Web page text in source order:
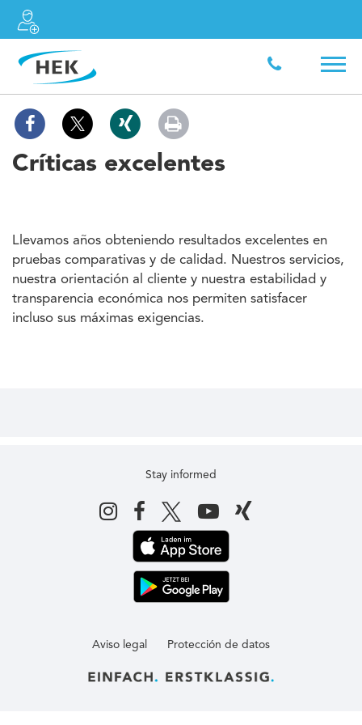
Críticas excelentes
Llevamos años obteniendo resultados excelentes en
pruebas comparativas y de calidad. Nuestros servicios,
nuestra orientación al cliente y nuestra estabilidad y
transparencia económica nos permiten satisfacer
incluso sus máximas exigencias.
Stay informed
Aviso legal Protección de datos